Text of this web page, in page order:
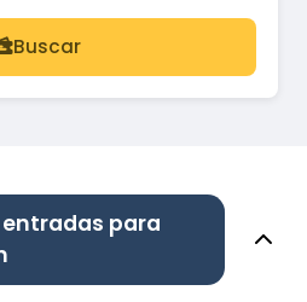
Buscar
para